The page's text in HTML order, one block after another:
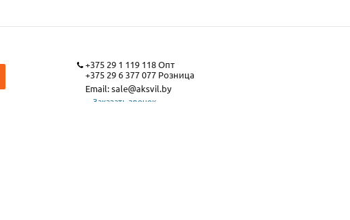
+375 29 1 119 118Опт
+375 29 6 377 077Розница
Email:sale@aksvil.by
Заказать звонок